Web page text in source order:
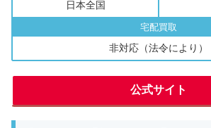
日本全国
宅配買取
非対応（法令により）
公式サイト